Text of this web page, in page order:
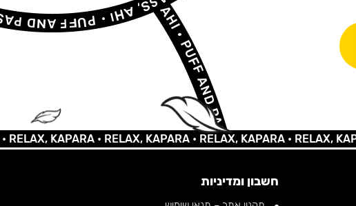
KAPARA •RELAX, KAPARA •RELAX, KAPARA •RELAX, KAPARA •
חשבון ומדיניות